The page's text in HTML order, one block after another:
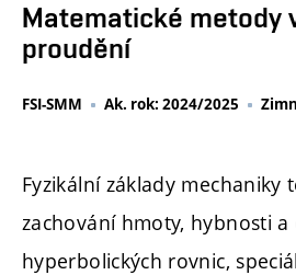
Matematické metody
proudění
FSI-SMM Ak. rok: 2024/2025
Fyzikální základy mechaniky
zachování hmoty, hybnosti
hyperbolických rovnic,